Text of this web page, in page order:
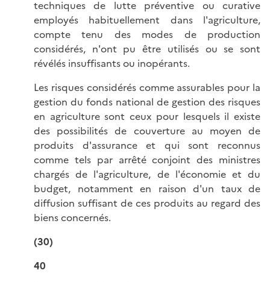
techniques de lutte préventive ou curative
employés habituellement dans l'agriculture,
compte tenu des modes de production
considérés, n'ont pu être utilisés ou se sont
révélés insuffisants ou inopérants.
Les risques considérés comme assurables pour la
gestion du fonds national de gestion des risques
en agriculture sont ceux pour lesquels il existe
des possibilités de couverture au moyen de
produits d'assurance et qui sont reconnus
comme tels par arrêté conjoint des ministres
chargés de l'agriculture, de l'économie et du
budget, notamment en raison d'un taux de
diffusion suffisant de ces produits au regard des
biens concernés.
(30)
40